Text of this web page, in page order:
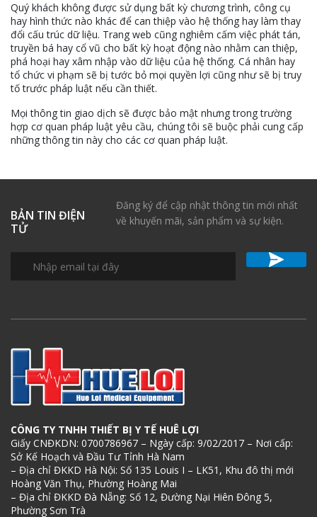
Quý khách không được sử dụng bất kỳ chương trình, công cụ
hay hình thức nào khác để can thiệp vào hệ thống hay làm thay
đổi cấu trúc dữ liệu. Trang web cũng nghiêm cấm việc phát tán,
truyền bá hay cổ vũ cho bất kỳ hoạt động nào nhằm can thiệp,
phá hoại hay xâm nhập vào dữ liệu của hệ thống. Cá nhân hay
tổ chức vi phạm sẽ bị tước bỏ mọi quyền lợi cũng như sẽ bị truy
tố trước pháp luật nếu cần thiết.
Mọi thông tin giao dịch sẽ được bảo mật nhưng trong trường
hợp cơ quan pháp luật yêu cầu, chúng tôi sẽ buộc phải cung cấp
những thông tin này cho các cơ quan pháp luật.
BẢN TIN ĐIỆN
TỬ
Đăng ký để cập nhật thông tin mới nhất
về khuyến mãi, sản phẩm và sự kiện.
CÔNG TY TNHH THIẾT BỊ Y TẾ HUÊ LỢI
Giấy CNĐKDN: 0700786967 – Ngày cấp: 9/02/2017 – Nơi cấp:
Sở Kế Hoạch và Đầu Tư Tỉnh Hà Nam
– Địa chỉ ĐKKD Hà Nội: Số 135 Louis I – LK51, Khu đô thị mới
Hoàng Văn Thụ, Phường Hoàng Mai
– Địa chỉ ĐKKD Đà Nẵng: Số 12, Đường Nại Hiên Đông 5,
Phường Sơn Trà